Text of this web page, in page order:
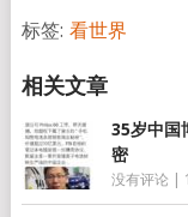
标签: 看世界
35岁中国
密
没有评论 |